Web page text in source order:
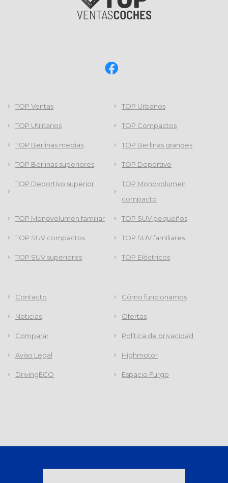
TOP Ventas TOP Urbanos
TOP Utilitarios TOP Compactos
TOP Berlinas medias TOP Berlinas grandes
TOP Berlinas superiores TOP Deportivo
TOP Deportivo superior
TOP Monovolumen
compacto
TOP Monovolumen familiar TOP SUV pequeños
TOP SUV compactos TOP SUV familiares
TOP SUV superiores TOP Eléctricos
Contacto Cómo funcionamos
Noticias Ofertas
Comparar Política de privacidad
Aviso Legal Highmotor
DrivingECO Espacio Furgo